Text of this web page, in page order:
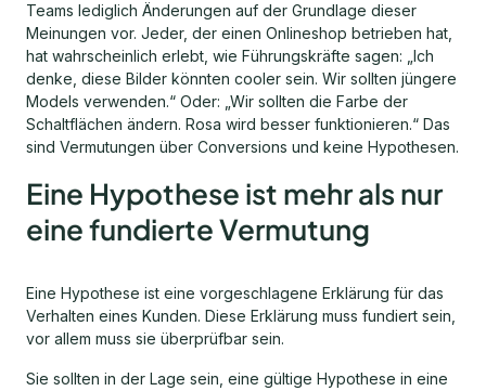
Teams lediglich Änderungen auf der Grundlage dieser
Meinungen vor. Jeder, der einen Onlineshop betrieben hat,
hat wahrscheinlich erlebt, wie Führungskräfte sagen: „Ich
denke, diese Bilder könnten cooler sein. Wir sollten jüngere
Models verwenden.“ Oder: „Wir sollten die Farbe der
Schaltflächen ändern. Rosa wird besser funktionieren.“ Das
sind Vermutungen über Conversions und keine Hypothesen.
Eine Hypothese ist mehr als nur
eine fundierte Vermutung
Eine Hypothese ist eine vorgeschlagene Erklärung für das
Verhalten eines Kunden. Diese Erklärung muss fundiert sein,
vor allem muss sie überprüfbar sein.
Sie sollten in der Lage sein, eine gültige Hypothese in eine